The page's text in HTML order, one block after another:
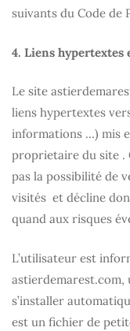
suivants du Code de
4. Liens hypertextes
Le site
liens hypertextes
informations …) mis
proprietaire du site .
pas la possibilité de
visités et décline
quand aux risques
L’utilisateur est
astierdemarest.com,
s’installer
est un fichier de